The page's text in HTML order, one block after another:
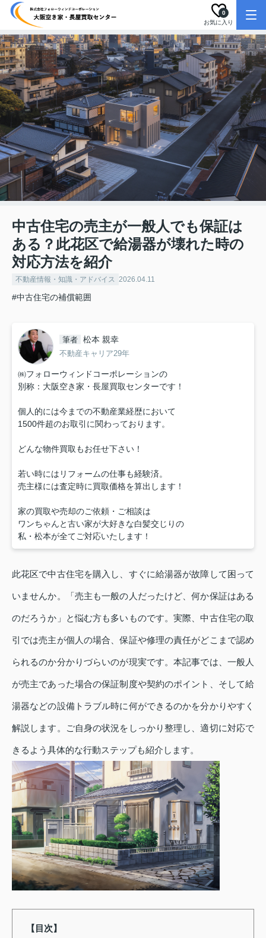
お気に入り
0
中古住宅の売主が一般人でも保証は
ある？此花区で給湯器が壊れた時の
対応方法を紹介
不動産情報・知識・アドバイス 2026.04.11
#中古住宅の補償範囲
筆者 松本 親幸
不動産キャリア29年
㈱フォローウィンドコーポレーションの
別称：大阪空き家・長屋買取センターです！
個人的には今までの不動産業経歴において
1500件超のお取引に関わっております。
どんな物件買取もお任せ下さい！
若い時にはリフォームの仕事も経験済。
売主様には査定時に買取価格を算出します！
家の買取や売却のご依頼・ご相談は
ワンちゃんと古い家が大好きな白髪交じりの
私・松本が全てご対応いたします！
此花区で中古住宅を購入し、すぐに給湯器が故障して困って
いませんか。「売主も一般の人だったけど、何か保証はある
のだろうか」と悩む方も多いものです。実際、中古住宅の取
引では売主が個人の場合、保証や修理の責任がどこまで認め
られるのか分かりづらいのが現実です。本記事では、一般人
が売主であった場合の保証制度や契約のポイント、そして給
湯器などの設備トラブル時に何ができるのかを分かりやすく
解説します。ご自身の状況をしっかり整理し、適切に対応で
きるよう具体的な行動ステップも紹介します。
【目次】